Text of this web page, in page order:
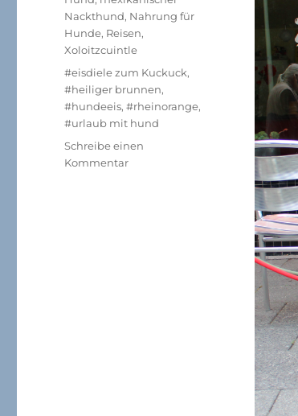
Nackthund, Nahrung für
Hunde, Reisen,
Xoloitzcuintle
Schlagwörter
#eisdiele zum Kuckuck,
#heiliger brunnen,
#hundeeis,#rheinorange,
#urlaub mit hund
Schreibe einen
Kommentarzu